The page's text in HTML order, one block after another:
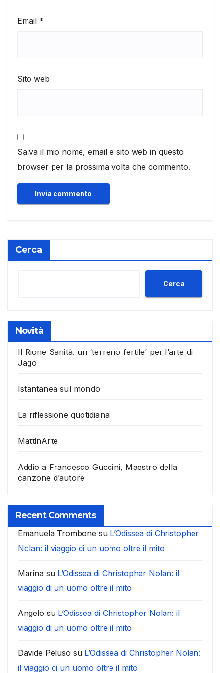
Email *
Sito web
Salva il mio nome, email e sito web in questo
browser per la prossima volta che commento.
Cerca
Cerca
Novità
Il Rione Sanità: un ‘terreno fertile’ per l’arte di
Jago
Istantanea sul mondo
La riflessione quotidiana
MattinArte
Addio a Francesco Guccini, Maestro della
canzone d’autore
Recent Comments
Emanuela Trombone su L’Odissea di Christopher
Nolan: il viaggio di un uomo oltre il mito
Marina su L’Odissea di Christopher Nolan: il
viaggio di un uomo oltre il mito
Angelo su L’Odissea di Christopher Nolan: il
viaggio di un uomo oltre il mito
Davide Peluso su L’Odissea di Christopher Nolan:
il viaggio di un uomo oltre il mito